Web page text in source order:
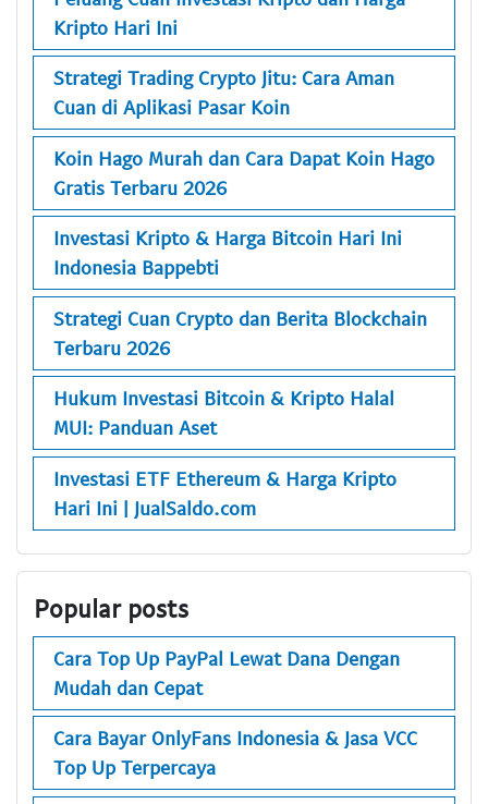
Kripto Hari Ini
Strategi Trading Crypto Jitu: Cara Aman
Cuan di Aplikasi Pasar Koin
Koin Hago Murah dan Cara Dapat Koin Hago
Gratis Terbaru 2026
Investasi Kripto & Harga Bitcoin Hari Ini
Indonesia Bappebti
Strategi Cuan Crypto dan Berita Blockchain
Terbaru 2026
Hukum Investasi Bitcoin & Kripto Halal
MUI: Panduan Aset
Investasi ETF Ethereum & Harga Kripto
Hari Ini | JualSaldo.com
Popular posts
Cara Top Up PayPal Lewat Dana Dengan
Mudah dan Cepat
Cara Bayar OnlyFans Indonesia & Jasa VCC
Top Up Terpercaya